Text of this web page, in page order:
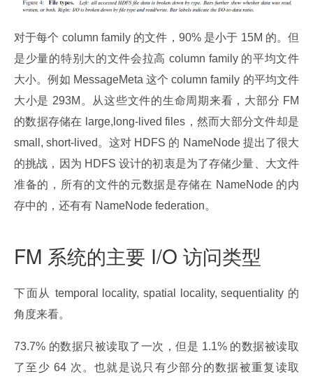
对于每个 column family 的文件，90% 是小于 15M 的。但
是少量的特别大的文件会拉高 column family 的平均文件
大小。例如 MessageMeta 这个 column family 的平均文件
大小是 293M。从这些文件的生命周期来看，大部分 FM
的数据存储在 large,long-lived files，然而大部分文件却是
small, short-lived。这对 HDFS 的 NameNode 提出了很大
的挑战，因为 HDFS 设计的初衷是为了存储少量、大文件
准备的，所有的文件的元数据是存储在 NameNode 的内
存中的，还有有 NameNode federation。
FM 系统的主要 I/O 访问类型
下面从 temporal locality, spatial locality, sequentiality 的
角度来看。
73.7% 的数据只被读取了一次，但是 1.1% 的数据被读取
了至少 64 次。也就是说只有少部分的数据被重复读取